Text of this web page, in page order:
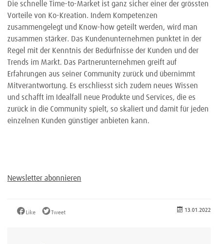
Die schnelle Time-to-Market ist ganz sicher einer der grössten
Vorteile von Ko-Kreation. Indem Kompetenzen
zusammengelegt und Know-how geteilt werden, wird man
zusammen stärker. Das Kundenunternehmen punktet in der
Regel mit der Kenntnis der Bedürfnisse der Kunden und der
Trends im Markt. Das Partnerunternehmen greift auf
Erfahrungen aus seiner Community zurück und übernimmt
Mitverantwortung. Es erschliesst sich zudem neues Wissen
und schafft im Idealfall neue Produkte und Services, die es
zurück in die Community spielt, so skaliert und damit für jeden
einzelnen Kunden günstiger anbieten kann.
Newsletter abonnieren
Like Tweet 13.01.2022